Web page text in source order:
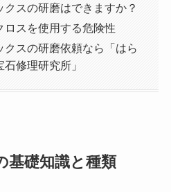
クスの研磨はできますか？
ロスを使用する危険性
クスの研磨依頼なら「はら
修理研究所」
基礎知識と種類